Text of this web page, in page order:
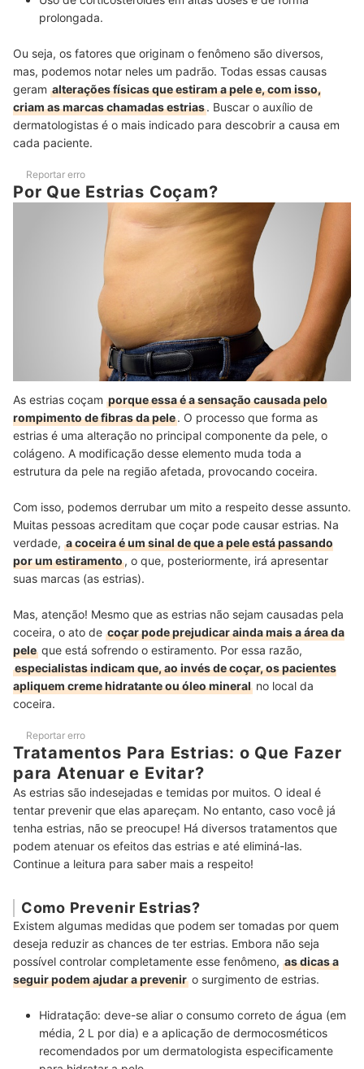
prolongada.
Ou seja, os fatores que originam o fenômeno são diversos,
mas, podemos notar neles um padrão. Todas essas causas
geram alterações físicas que estiram a pele e, com isso,
criam as marcas chamadas estrias. Buscar o auxílio de
dermatologistas é o mais indicado para descobrir a causa em
cada paciente.
Reportar erro
Por Que Estrias Coçam?
As estrias coçam porque essa é a sensação causada pelo
rompimento de fibras da pele. O processo que forma as
estrias é uma alteração no principal componente da pele, o
colágeno. A modificação desse elemento muda toda a
estrutura da pele na região afetada, provocando coceira.
Com isso, podemos derrubar um mito a respeito desse assunto.
Muitas pessoas acreditam que coçar pode causar estrias. Na
verdade, a coceira é um sinal de que a pele está passando
por um estiramento, o que, posteriormente, irá apresentar
suas marcas (as estrias).
Mas, atenção! Mesmo que as estrias não sejam causadas pela
coceira, o ato de coçar pode prejudicar ainda mais a área da
pele que está sofrendo o estiramento. Por essa razão,
especialistas indicam que, ao invés de coçar, os pacientes
apliquem creme hidratante ou óleo mineral no local da
coceira.
Reportar erro
Tratamentos Para Estrias: o Que Fazer
para Atenuar e Evitar?
As estrias são indesejadas e temidas por muitos. O ideal é
tentar prevenir que elas apareçam. No entanto, caso você já
tenha estrias, não se preocupe! Há diversos tratamentos que
podem atenuar os efeitos das estrias e até eliminá-las.
Continue a leitura para saber mais a respeito!
Como Prevenir Estrias?
Existem algumas medidas que podem ser tomadas por quem
deseja reduzir as chances de ter estrias. Embora não seja
possível controlar completamente esse fenômeno, as dicas a
seguir podem ajudar a prevenir o surgimento de estrias.
Hidratação: deve-se aliar o consumo correto de água (em
média, 2 L por dia) e a aplicação de dermocosméticos
recomendados por um dermatologista especificamente